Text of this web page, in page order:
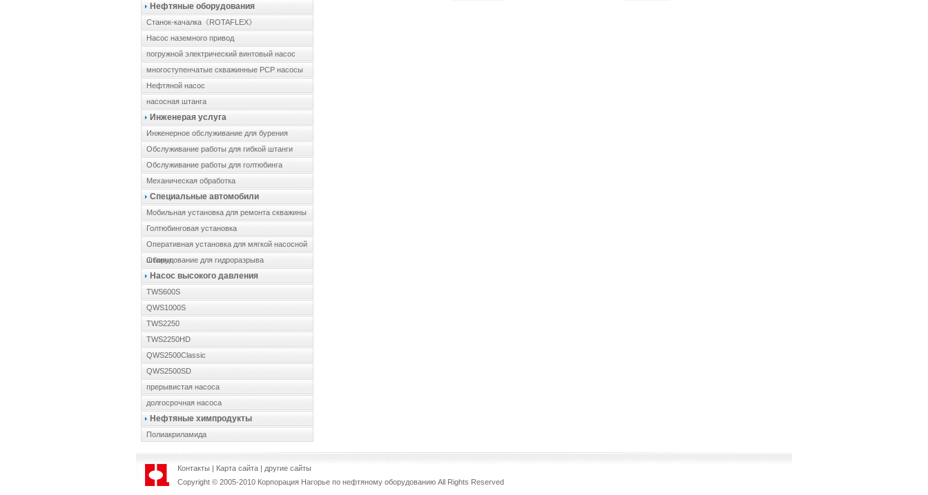
Нефтяные оборудования
Cтанок-качалка《ROTAFLEX》
Hасос наземного привод
погружной электрический винтовый насос
многоступенчатые скважинные PCP насосы
Hефтяной насос
насосная штанга
Инженерая услуга
Инженерное обслуживание для бурения
Обслуживание работы для гибкой штанги
Обслуживание работы для голтюбинга
Механическая обработка
Специальные автомобили
Мобильная установка для ремонта скважины
Голтюбинговая установка
Оперативная установка для мягкой насосной
штанги
Оборудование для гидроразрыва
Насос высокого давления
TWS600S
QWS1000S
TWS2250
TWS2250HD
QWS2500Classic
QWS2500SD
прерывистая насоса
долгосрочная насоса
Нефтяные химпродукты
Полиакриламида
Контакты | Карта сайта | другие сайты
Copyright © 2005-2010 Корпорация Нагорье по нефтяному оборудованию All Rights Reserved